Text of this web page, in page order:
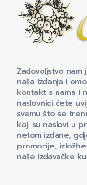
Zadovoljstvo nam
naša izdanja i
kontakt s nama i
naslovnici ćete
svemu što se
koji su naslovi u
netom izdane,
promocije,
naše izdavačke